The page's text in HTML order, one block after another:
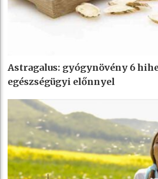
Astragalus: gyógynövény 6
egészségügyi előnnyel